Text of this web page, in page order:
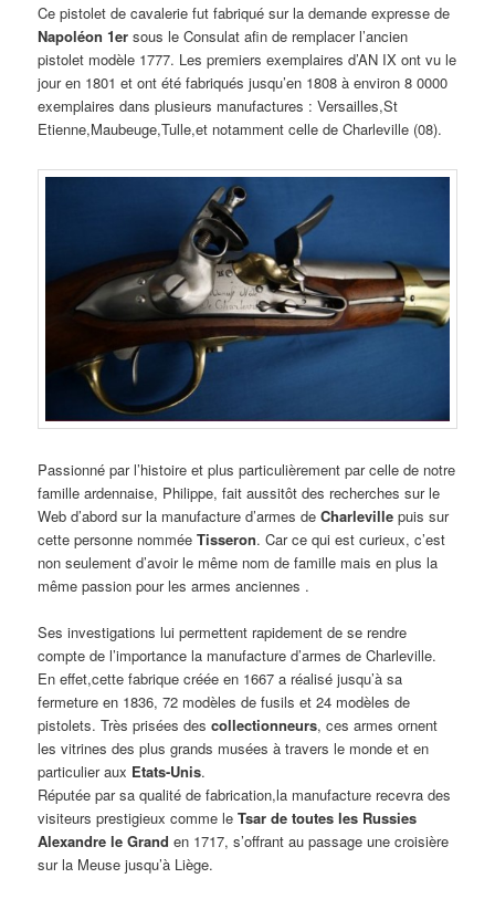
Ce pistolet de cavalerie fut fabriqué sur la demande expresse de
Napoléon 1er sous le Consulat afin de remplacer l’ancien
pistolet modèle 1777. Les premiers exemplaires d’AN IX ont vu le
jour en 1801 et ont été fabriqués jusqu’en 1808 à environ 8 0000
exemplaires dans plusieurs manufactures : Versailles,St
Etienne,Maubeuge,Tulle,et notamment celle de Charleville (08).
Passionné par l’histoire et plus particulièrement par celle de notre
famille ardennaise, Philippe, fait aussitôt des recherches sur le
Web d’abord sur la manufacture d’armes de Charleville puis sur
cette personne nomméeTisseron. Car ce qui est curieux, c’est
non seulement d’avoir le même nom de famille mais en plus la
même passion pour les armes anciennes .
Ses investigations lui permettent rapidement de se rendre
compte de l’importance la manufacture d’armes de Charleville.
En effet,cette fabrique créée en 1667 a réalisé jusqu’à sa
fermeture en 1836, 72 modèles de fusils et 24 modèles de
pistolets. Très prisées descollectionneurs, ces armes ornent
les vitrines des plus grands musées à travers le monde et en
particulier aux Etats-Unis.
Réputée par sa qualité de fabrication,la manufacture recevra des
visiteurs prestigieux comme leTsar de toutes les Russies
Alexandre le Grand en 1717, s’offrant au passage une croisière
sur la Meuse jusqu’à Liège.